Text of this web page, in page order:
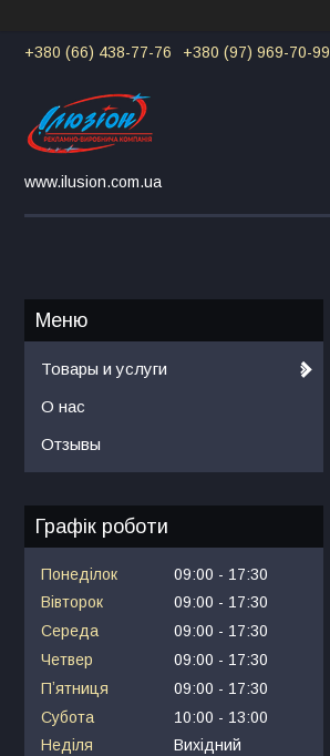
+380 (66) 438-77-76 +380 (97) 969-70-99
www.ilusion.com.ua
Товары и услуги
О нас
Отзывы
Графік роботи
Понеділок 09:00
17:30
Вівторок
09:00
17:30
Середа
09:00
17:30
Четвер
09:00
17:30
Пʼятниця
09:00
17:30
Субота
10:00
13:00
Неділя
Вихідний